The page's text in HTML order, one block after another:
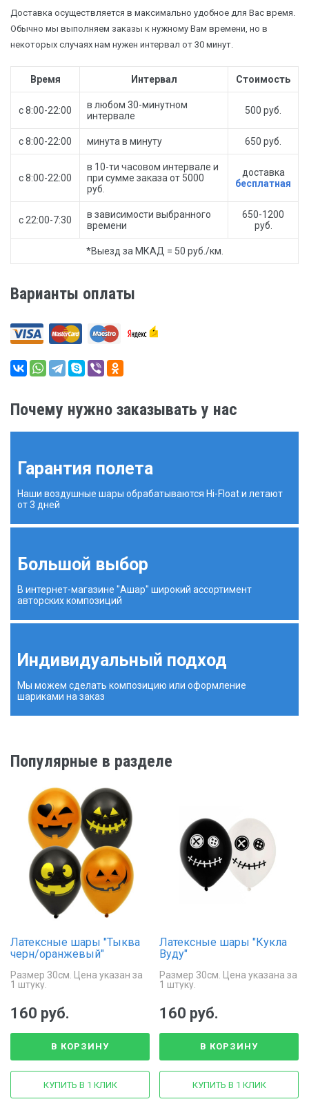
Доставка осуществляется в максимально удобное для Вас время.
Обычно мы выполняем заказы к нужному Вам времени, но в
некоторых случаях нам нужен интервал от 30 минут.
Время Интервал Стоимость
с 8:00-22:00
в любом 30-минутном
интервале
500 руб.
с 8:00-22:00 минута в минуту 650 руб.
с 8:00-22:00
в 10-ти часовом интервале и
при сумме заказа от 5000
руб.
доставка
бесплатная
с 22:00-7:30
в зависимости выбранного
времени
650-1200
руб.
*Выезд за МКАД = 50 руб./км.
Варианты оплаты
Почему нужно заказывать у нас
Гарантия полета
Наши воздушные шары обрабатываются Hi-Float и летают
от 3 дней
Большой выбор
В интернет-магазине "Ашар" широкий ассортимент
авторских композиций
Индивидуальный подход
Мы можем сделать композицию или оформление
шариками на заказ
Популярные в разделе
Латексные шары "Тыква
черн/оранжевый"
Размер 30см. Цена указан за
1 штуку.
160 руб.
В КОРЗИНУ
КУПИТЬ В 1 КЛИК
Латексные шары "Кукла
Вуду"
Размер 30см. Цена указана за
1 штуку.
160 руб.
В КОРЗИНУ
КУПИТЬ В 1 КЛИК